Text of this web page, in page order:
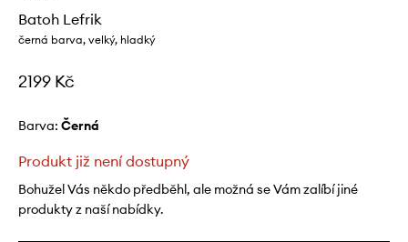
Batoh Lefrik
černá barva, velký, hladký
2199 Kč
Barva: černá
Produkt již není dostupný
Bohužel Vás někdo předběhl, ale možná se Vám zalíbí jiné
produkty z naší nabídky.